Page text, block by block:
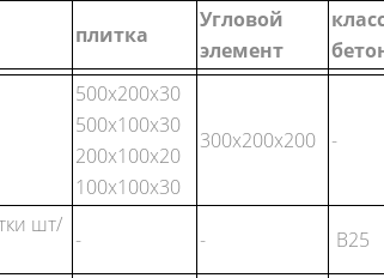
плитка
Угловой
элемент
500x200x30
500х100х30
200х100х20
100х100х30
300x200x200 -
шт/
- - В25